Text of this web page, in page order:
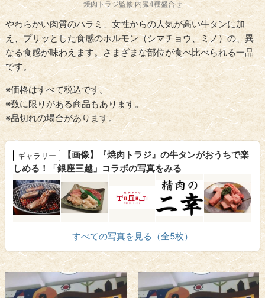
焼肉トラジ監修 内臓4種盛合せ
やわらかい肉質のハラミ、女性からの人気が高い牛タンに加
え、プリッとした食感のホルモン（シマチョウ、ミノ）の、異
なる食感が味わえます。さまざまな部位が食べ比べられる一品
です。
※価格はすべて税込です。
※数に限りがある商品もあります。
※品切れの場合があります。
ギャラリー
【画像】『焼肉トラジ』の牛タンがおうちで楽
しめる！「銀座三越」コラボの写真をみる
すべての写真を見る（全5枚）